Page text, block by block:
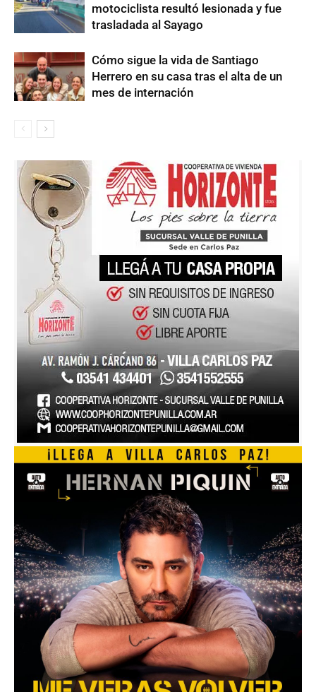
motociclista resultó lesionada y fue
trasladada al Sayago
Cómo sigue la vida de Santiago
Herrero en su casa tras el alta de un
mes de internación